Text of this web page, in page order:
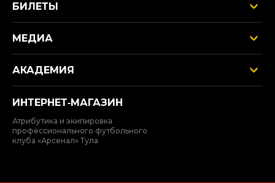
БИЛЕТЫ
МЕДИА
АКАДЕМИЯ
ИНТЕРНЕТ‑МАГАЗИН
Атрибутика и экипировка
профессионального футбольного
клуба «Арсенал» Тула